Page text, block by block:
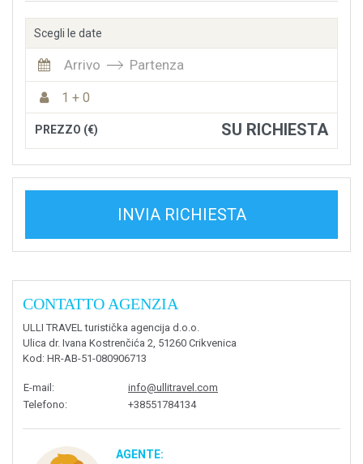
Scegli le date
Arrivo Partenza
1 + 0
PREZZO (€) SU RICHIESTA
INVIA RICHIESTA
CONTATTO AGENZIA
ULLI TRAVEL turistička agencija d.o.o.
Ulica dr. Ivana Kostrenčića 2, 51260 Crikvenica
Kod : HR-AB-51-080906713
E-mail :
info@ullitravel.com
Telefono: +38551784134
AGENTE: